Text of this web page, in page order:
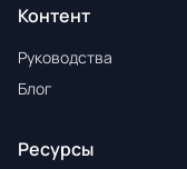
Контент
Руководства
Блог
Ресурсы